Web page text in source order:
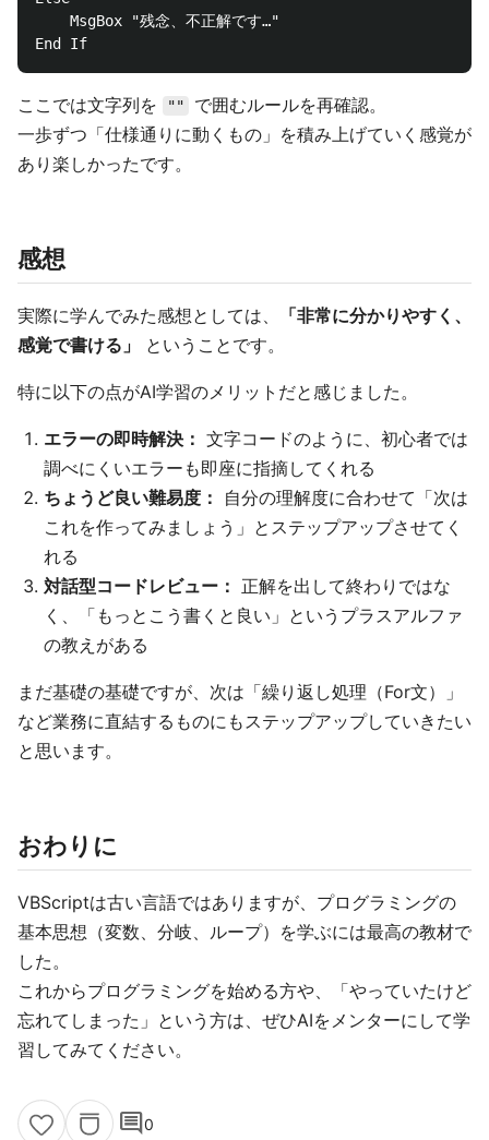
    MsgBox "残念、不正解です…"
ここでは文字列を ""
で囲むルールを再確認。
一歩ずつ「仕様通りに動くもの」を積み上げていく感覚が
あり楽しかったです。
感想
実際に学んでみた感想としては、
「非常に分かりやすく、
感覚で書ける」
ということです。
特に以下の点がAI学習のメリットだと感じました。
エラーの即時解決： 文字コードのように、初心者では
調べにくいエラーも即座に指摘してくれる
ちょうど良い難易度：
自分の理解度に合わせて「次は
これを作ってみましょう」とステップアップさせてく
れる
対話型コードレビュー： 正解を出して終わりではな
く、「もっとこう書くと良い」というプラスアルファ
の教えがある
まだ基礎の基礎ですが、次は「繰り返し処理（For文）」
など業務に直結するものにもステップアップしていきたい
と思います。
おわりに
VBScriptは古い言語ではありますが、プログラミングの
基本思想（変数、分岐、ループ）を学ぶには最高の教材で
した。
これからプログラミングを始める方や、「やっていたけど
忘れてしまった」という方は、ぜひAIをメンターにして学
習してみてください。
comment0